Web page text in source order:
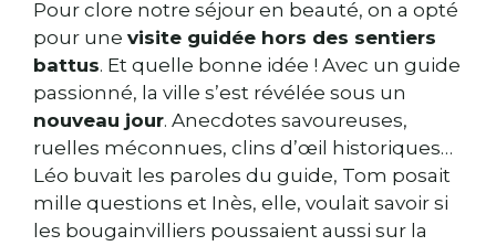
Pour clore notre séjour en beauté, on a opté
pour une visite guidée hors des sentiers
battus. Et quelle bonne idée ! Avec un guide
passionné, la ville s’est révélée sous un
nouveau jour. Anecdotes savoureuses,
ruelles méconnues, clins d’œil historiques…
Léo buvait les paroles du guide, Tom posait
mille questions et Inès, elle, voulait savoir si
les bougainvilliers poussaient aussi sur la